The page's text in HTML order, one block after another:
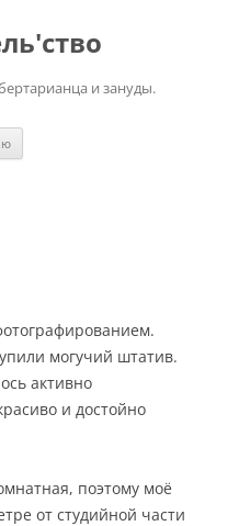
и зануды.
могучий штатив.
активно
и достойно
поэтому моё
от студийной части